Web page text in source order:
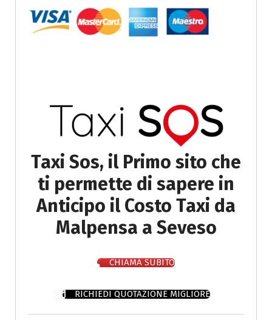
Taxi Sos, il Primo sito che
ti permette di sapere in
Anticipo il Costo Taxi da
Malpensa a Seveso
CHIAMA SUBITO
RICHIEDI QUOTAZIONE MIGLIORE